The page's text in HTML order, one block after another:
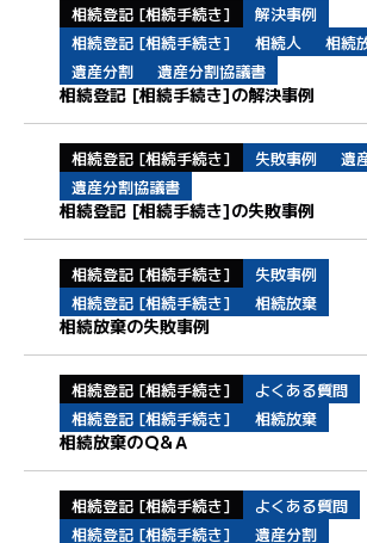
相続登記 [相続手続き]
解決事例
相続登記 [相続手続き]
相続人 相続
遺産分割
遺産分割協議書
相続登記 [相続手続き]の解決事例
相続登記 [相続手続き] 失敗事例
遺
遺産分割協議書
相続登記 [相続手続き]の失敗事例
相続登記 [相続手続き]
失敗事例
相続登記 [相続手続き]
相続放棄
相続放棄の失敗事例
相続登記 [相続手続き]
よくある質問
相続登記 [相続手続き]
相続放棄
相続放棄のＱ&Ａ
相続登記 [相続手続き]
よくある質問
相続登記 [相続手続き]
遺産分割